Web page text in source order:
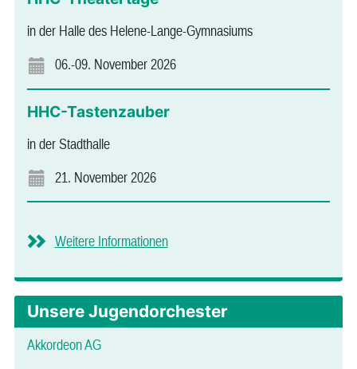
in der Halle des Helene-Lange-Gymnasiums
06.-09. November 2026
HHC-Tastenzauber
in der Stadthalle
21. November 2026
Weitere Informationen
Unsere Jugendorchester
Akkordeon AG